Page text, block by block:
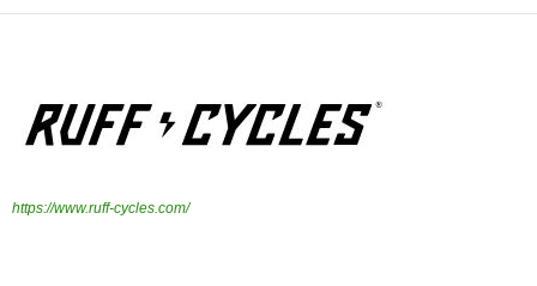
https://www.ruff-cycles.com/